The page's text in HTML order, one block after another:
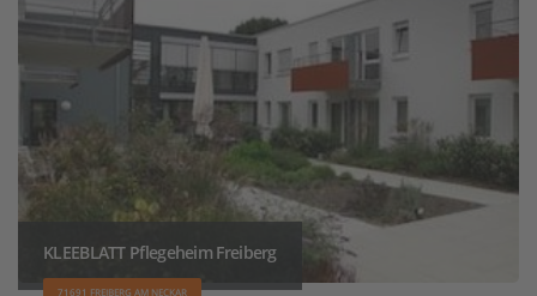
KLEEBLATT Pflegeheim Freiberg
71691 FREIBERG AM NECKAR